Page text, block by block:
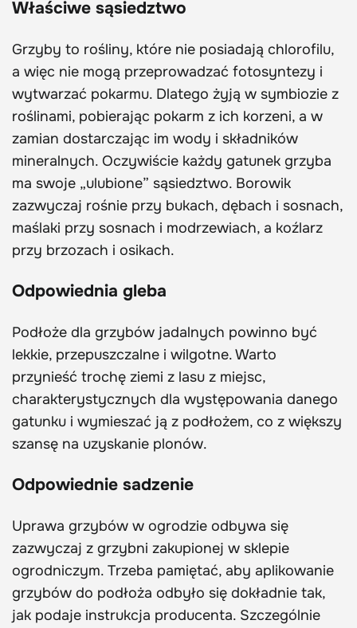
Właściwe sąsiedztwo
Grzyby to rośliny, które nie posiadają chlorofilu,
a więc nie mogą przeprowadzać fotosyntezy i
wytwarzać pokarmu. Dlatego żyją w symbiozie z
roślinami, pobierając pokarm z ich korzeni, a w
zamian dostarczając im wody i składników
mineralnych. Oczywiście każdy gatunek grzyba
ma swoje „ulubione” sąsiedztwo. Borowik
zazwyczaj rośnie przy bukach, dębach i sosnach,
maślaki przy sosnach i modrzewiach, a koźlarz
przy brzozach i osikach.
Odpowiednia gleba
Podłoże dla grzybów jadalnych powinno być
lekkie, przepuszczalne i wilgotne. Warto
przynieść trochę ziemi z lasu z miejsc,
charakterystycznych dla występowania danego
gatunku i wymieszać ją z podłożem, co z większy
szansę na uzyskanie plonów.
Odpowiednie sadzenie
Uprawa grzybów w ogrodzie odbywa się
zazwyczaj z grzybni zakupionej w sklepie
ogrodniczym. Trzeba pamiętać, aby aplikowanie
grzybów do podłoża odbyło się dokładnie tak,
jak podaje instrukcja producenta. Szczególnie